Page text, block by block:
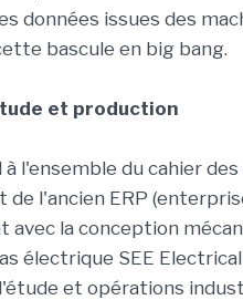
données issues des
bascule en big bang.
et production
l'ensemble du cahier
l'ancien ERP
la conception
électrique SEE Electrical
et opérations